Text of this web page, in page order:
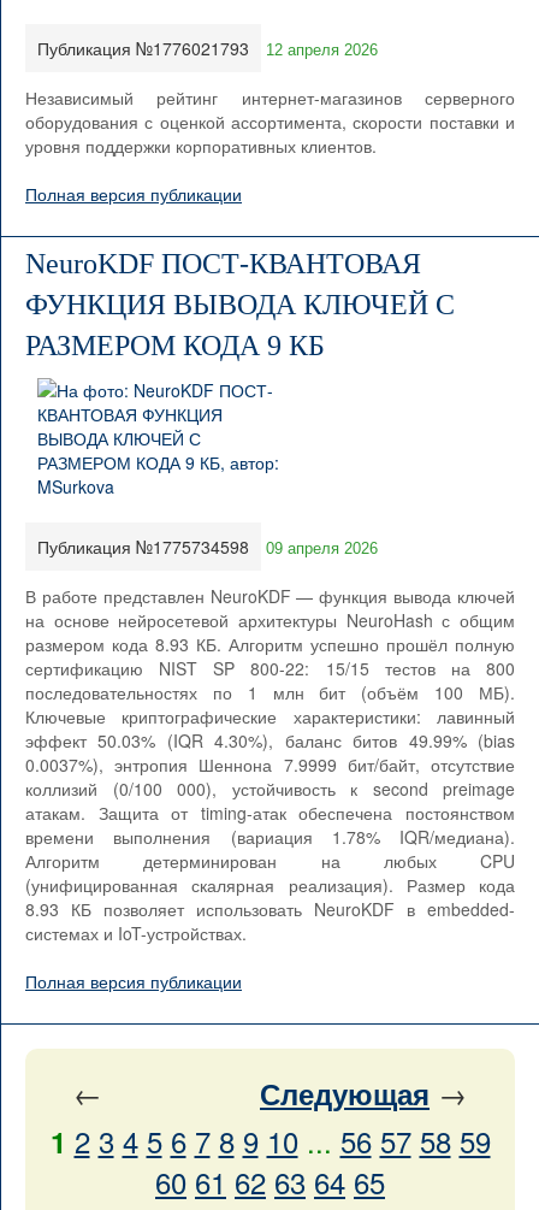
Публикация №1776021793 12 апреля 2026
Независимый рейтинг интернет-магазинов серверного
оборудования с оценкой ассортимента, скорости поставки и
уровня поддержки корпоративных клиентов.
Полная версия публикации
NeuroKDF ПОСТ-КВАНТОВАЯ
ФУНКЦИЯ ВЫВОДА КЛЮЧЕЙ С
РАЗМЕРОМ КОДА 9 КБ
Публикация №1775734598 09 апреля 2026
В работе представлен NeuroKDF — функция вывода ключей
на основе нейросетевой архитектуры NeuroHash с общим
размером кода 8.93 КБ. Алгоритм успешно прошёл полную
сертификацию NIST SP 800-22: 15/15 тестов на 800
последовательностях по 1 млн бит (объём 100 МБ).
Ключевые криптографические характеристики: лавинный
эффект 50.03% (IQR 4.30%), баланс битов 49.99% (bias
0.0037%), энтропия Шеннона 7.9999 бит/байт, отсутствие
коллизий (0/100 000), устойчивость к second preimage
атакам. Защита от timing-атак обеспечена постоянством
времени выполнения (вариация 1.78% IQR/медиана).
Алгоритм детерминирован на любых CPU
(унифицированная скалярная реализация). Размер кода
8.93 КБ позволяет использовать NeuroKDF в embedded-
системах и IoT-устройствах.
Полная версия публикации
← Следующая →
1 2 3 4 5 6 7 8 9 10... 56 57 58 59
60 61 62 63 64 65